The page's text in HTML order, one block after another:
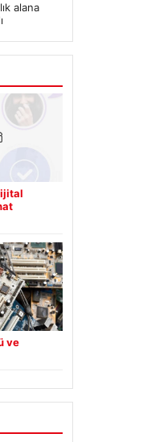
alana
ve